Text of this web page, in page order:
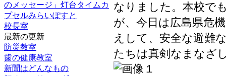
のメッセージ」灯台タイムカ
プセルみらいぽすと
校長室
最新の更新
防災教室
歯の健康教室
新聞はどんなもの
なりました。本校で
が、今日は広島県危
えして、安全な避難
たちは真剣なまなざ